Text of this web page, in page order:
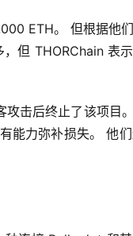
ETH。 但根据他
但 THORChain 表
击后终止了该项目
能力弥补损失。 他